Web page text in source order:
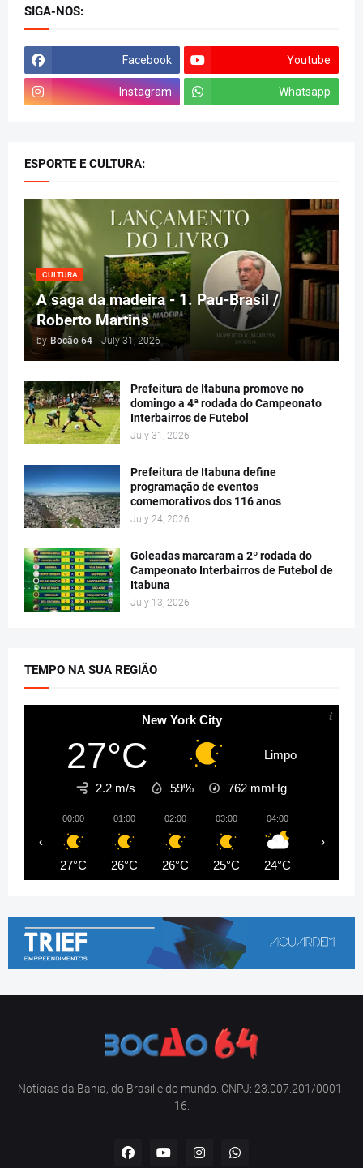
SIGA-NOS:
Facebook Youtube
Instagram Whatsapp
ESPORTE E CULTURA:
CULTURA
A saga da madeira - 1. Pau-Brasil /
Roberto Martins
by Bocão 64 - July 31, 2026
Prefeitura de Itabuna promove no
domingo a 4ª rodada do Campeonato
Interbairros de Futebol
July 31, 2026
Prefeitura de Itabuna define
programação de eventos
comemorativos dos 116 anos
July 24, 2026
Goleadas marcaram a 2º rodada do
Campeonato Interbairros de Futebol de
Itabuna
July 13, 2026
TEMPO NA SUA REGIÃO
New York City
27°C Limpo
2.2 m/s 59% 762 mmHg
00:00
27°C
01:00
26°C
02:00
26°C
03:00
25°C
04:00
24°C
‹ ›
Notícias da Bahia, do Brasil e do mundo. CNPJ: 23.007.201/0001-
16.